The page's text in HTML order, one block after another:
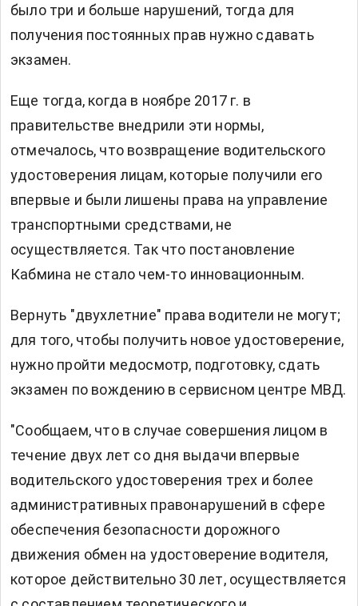
было три и больше нарушений, тогда для
получения постоянных прав нужно сдавать
экзамен.
Еще тогда, когда в ноябре 2017 г. в
правительстве внедрили эти нормы,
отмечалось, что возвращение водительского
удостоверения лицам, которые получили его
впервые и были лишены права на управление
транспортными средствами, не
осуществляется. Так что постановление
Кабмина не стало чем-то инновационным.
Вернуть "двухлетние" права водители не могут;
для того, чтобы получить новое удостоверение,
нужно пройти медосмотр, подготовку, сдать
экзамен по вождению в сервисном центре МВД.
"Сообщаем, что в случае совершения лицом в
течение двух лет со дня выдачи впервые
водительского удостоверения трех и более
административных правонарушений в сфере
обеспечения безопасности дорожного
движения обмен на удостоверение водителя,
которое действительно 30 лет, осуществляется